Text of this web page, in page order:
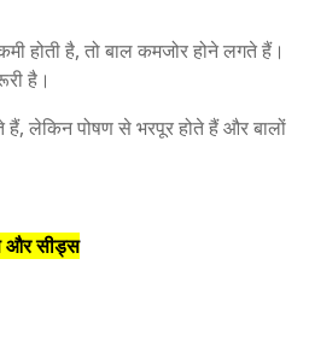
होती है, तो बाल कमजोर होने लगते हैं।
है।
लेकिन पोषण से भरपूर होते हैं और बालों
और सीड्स